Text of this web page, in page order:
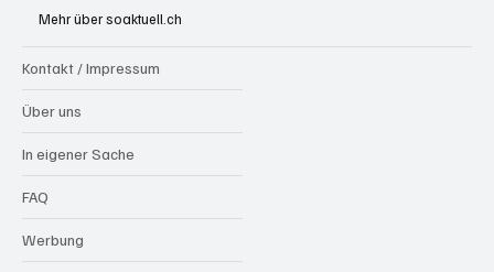
gesucht)
Mehr über soaktuell.ch
Kontakt / Impressum
Über uns
In eigener Sache
FAQ
Werbung